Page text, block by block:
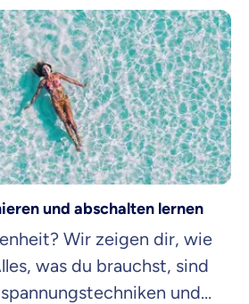
und abschalten lernen
Wir zeigen dir, wie
was du brauchst, sind
und
Daten erkläre ich meineEinwilligungzur
deinen Informationen